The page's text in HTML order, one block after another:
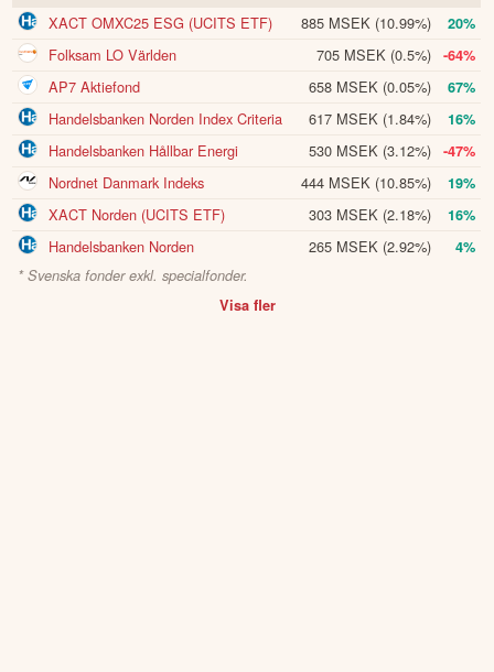
XACT OMXC25 ESG (UCITS ETF) 885 MSEK (10.99%) 20%
Folksam LO Världen 705 MSEK (0.5%) -64%
AP7 Aktiefond 658 MSEK (0.05%) 67%
Handelsbanken Norden Index Criteria 617 MSEK (1.84%) 16%
Handelsbanken Hållbar Energi 530 MSEK (3.12%) -47%
Nordnet Danmark Indeks 444 MSEK (10.85%) 19%
XACT Norden (UCITS ETF) 303 MSEK (2.18%) 16%
Handelsbanken Norden 265 MSEK (2.92%)
4%
* Svenska fonder exkl. specialfonder.
Visa fler